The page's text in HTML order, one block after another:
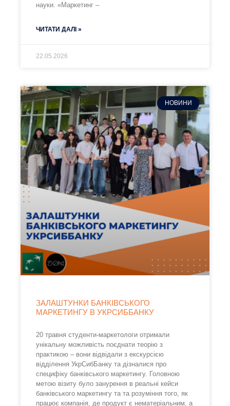
науки. «Маркетинг –
ЧИТАТИ ДАЛІ »
22.05.2026
НОВИНИ
ЗАЛАШТУНКИ БАНКІВСЬКОГО
МАРКЕТИНГУ В УКРСИББАНКУ
20 травня студенти-маркетологи отримали
унікальну можливість поєднати теорію з
практикою – вони відвідали з екскурсією
відділення УкрСибБанку та дізналися про
специфіку банківського маркетингу. Головною
метою візиту було занурення в реальні кейси
банківського маркетингу та та розуміння того, як
працює компанія, де продукт є нематеріальним, а